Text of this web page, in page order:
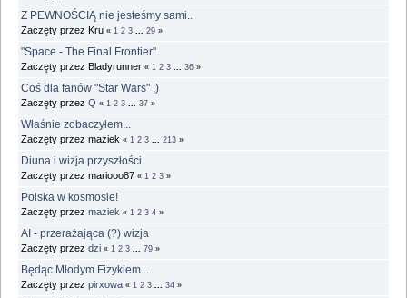
Z PEWNOŚCIĄ nie jesteśmy sami..
Zaczęty przez Kru « 1 2 3 29 »
"Space - The Final Frontier"
Zaczęty przez Bladyrunner « 1 2 3 36 »
Coś dla fanów "Star Wars" ;)
Zaczęty przez Q « 1 2 3 37 »
Właśnie zobaczyłem...
Zaczęty przez maziek « 1 2 3 213 »
Diuna i wizja przyszłości
Zaczęty przez mariooo87 « 1 2 3 »
Polska w kosmosie!
Zaczęty przez maziek « 1 2 3 4 »
AI - przerażająca (?) wizja
Zaczęty przez dzi « 1 2 3 79 »
Będąc Młodym Fizykiem...
Zaczęty przez pirxowa « 1 2 3 34 »